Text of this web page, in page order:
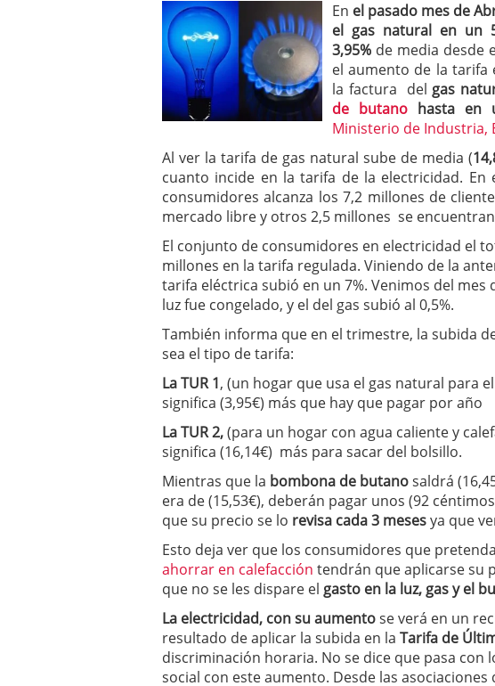
En el pasado mes de
el gas natural en un
3,95% de media desde
el aumento de la tarifa
la factura del gas
de butano hasta en
Ministerio de Industria,
Al ver la tarifa de gas natural sube de media (
cuanto incide en la tarifa de la electricidad.
consumidores alcanza los 7,2 millones de
mercado libre y otros 2,5 millones se
El conjunto de consumidores en electricidad el
millones en la tarifa regulada. Viniendo de la
tarifa eléctrica subió en un 7%. Venimos del mes
luz fue congelado, y el del gas subió al 0,5%.
También informa que en el trimestre, la subida
sea el tipo de tarifa:
La TUR 1, (un hogar que usa el gas natural para
significa (3,95€) más que hay que pagar por año
La TUR 2,(para un hogar con agua caliente y
significa (16,14€) más para sacar del bolsillo.
Mientras que la bombona de butanosaldrá
era de (15,53€), deberán pagar unos (92
que su precio se lo revisa cada 3 mesesya que
Esto deja ver que los consumidores que
ahorrar en calefacción tendrán que aplicarse su
que no se les dispare el gasto en la luz, gas y el
La electricidad, con su aumentose verá en un
resultado de aplicar la subida en la Tarifa de
discriminación horaria. No se dice que pasa con
social con este aumento. Desde las